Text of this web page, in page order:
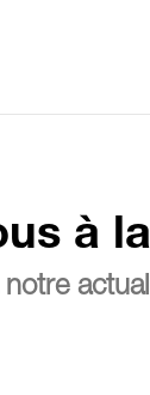
à